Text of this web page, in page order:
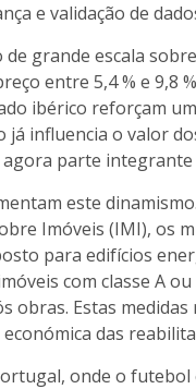
e validação de
de grande escala
entre 5,4 % e 9,8
ibérico reforçam
influencia o valor
parte integrante
este
Imóveis (IMI), os
para edifícios
com classe A
obras. Estas
das
onde o